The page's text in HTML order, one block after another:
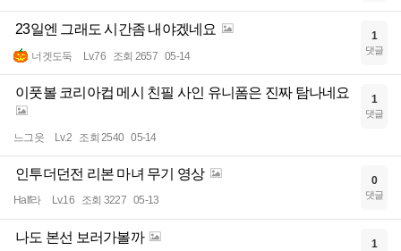
23일엔 그래도 시간좀 내야겠네요
너겟도둑 Lv.76 조회 2657 05-14
1
댓글
이풋볼 코리아컵 메시 친필 사인 유니폼은 진짜 탐나네요
느그읏 Lv.2 조회 2540 05-14
1
댓글
인투더던전 리본 마녀 무기 영상
Half라 Lv.16 조회 3227 05-13
0
댓글
나도 본선 보러가볼까 1